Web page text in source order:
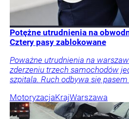
Potężne utrudnienia na
Cztery pasy zablokowane
Poważne utrudnienia na
zderzeniu trzech samochodów
szpitala. Ruch odbywa się
MotoryzacjaKrajWarszawa